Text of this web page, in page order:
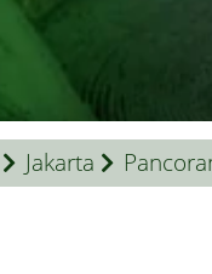
Jakarta